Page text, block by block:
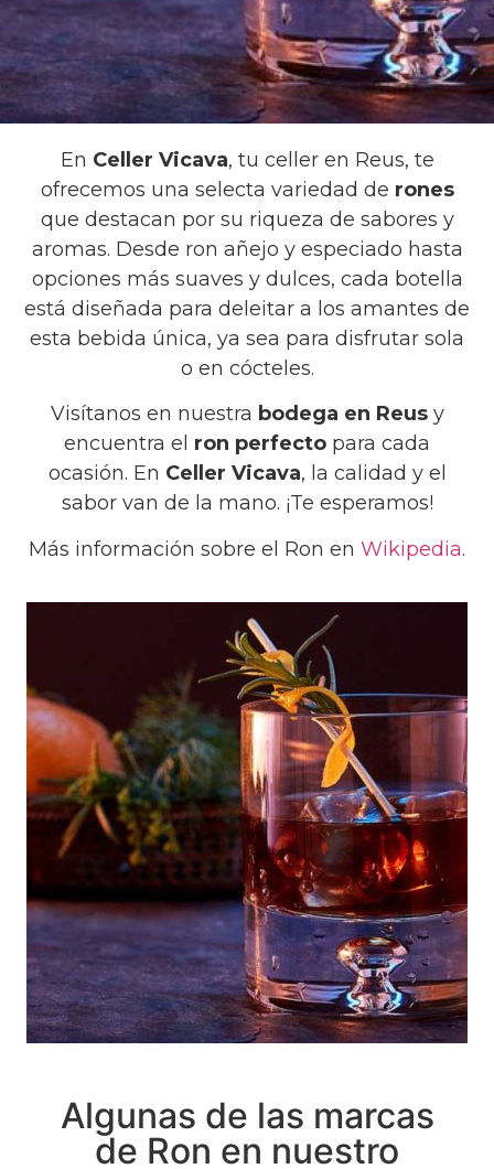
En Celler Vicava, tu celler en Reus, te
ofrecemos una selecta variedad de rones
que destacan por su riqueza de sabores y
aromas. Desde ron añejo y especiado hasta
opciones más suaves y dulces, cada botella
está diseñada para deleitar a los amantes de
esta bebida única, ya sea para disfrutar sola
o en cócteles.
Visítanos en nuestra bodega en Reusy
encuentra el ron perfecto para cada
ocasión. En Celler Vicava, la calidad y el
sabor van de la mano. ¡Te esperamos!
Más información sobre el Ron en Wikipedia.
Algunas de las marcas
de Ron en nuestro